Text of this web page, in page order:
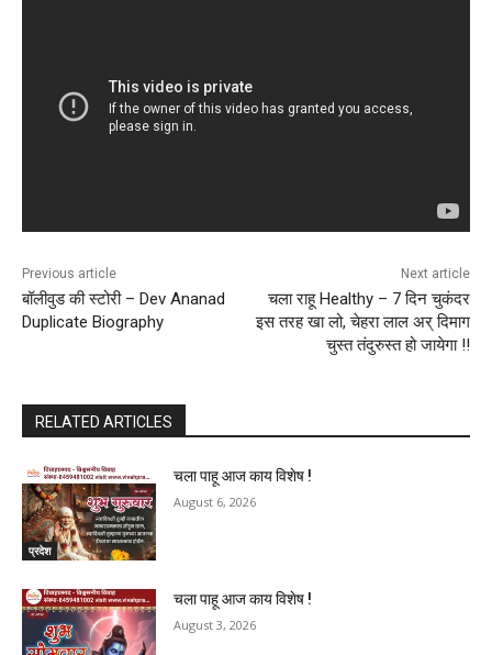
Previous article
बॉलीवुड की स्टोरी – Dev Ananad
Duplicate Biography
Next article
चला राहू Healthy – 7 दिन चुकंदर
इस तरह खा लो, चेहरा लाल अर् दिमाग
चुस्त तंदुरुस्त हो जायेगा !!
RELATED ARTICLES
प्रदेश
चला पाहू आज काय विशेष !
August 6, 2026
चला पाहू आज काय विशेष !
August 3, 2026